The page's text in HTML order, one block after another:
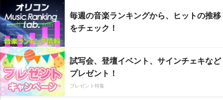
毎週の音楽ランキングから、ヒットの推移
をチェック！
試写会、登壇イベント、サインチェキなど
プレゼント！
プレゼント特集